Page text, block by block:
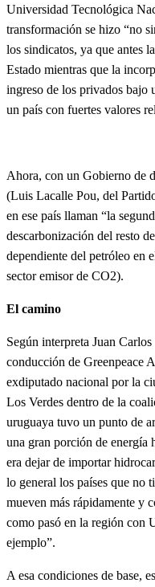
Universidad Tecnológica
transformación se hizo “no
los sindicatos, ya que antes
Estado mientras que la
ingreso de los privados bajo
un país con fuertes valores
Ahora, con un Gobierno de
(Luis Lacalle Pou, del
en ese país llaman “la
descarbonización del resto
dependiente del petróleo en
sector emisor de CO2).
El camino
Según interpreta Juan
conducción de Greenpeace
exdiputado nacional por la
Los Verdes dentro de la
uruguaya tuvo un punto de
una gran porción de energía
era dejar de importar
lo general los países que no
mueven más rápidamente y
como pasó en la región con
ejemplo”.
A esa condiciones de base,